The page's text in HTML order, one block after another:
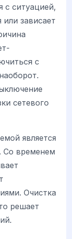
с ситуацией,
зависает
с
сетевого
является
Со временем
Очистка
решает